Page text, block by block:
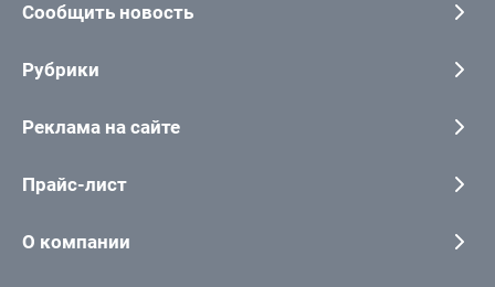
Сообщить новость
Рубрики
Реклама на сайте
Прайс-лист
О компании